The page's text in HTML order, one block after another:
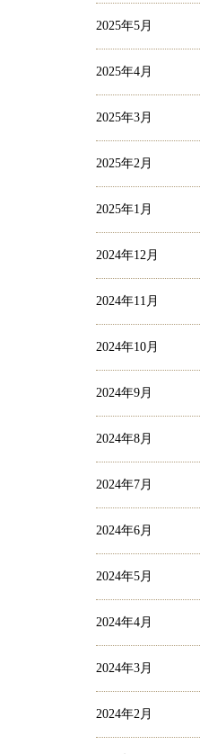
2025年5月
2025年4月
2025年3月
2025年2月
2025年1月
2024年12月
2024年11月
2024年10月
2024年9月
2024年8月
2024年7月
2024年6月
2024年5月
2024年4月
2024年3月
2024年2月